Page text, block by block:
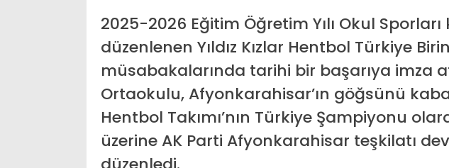
2025-2026 Eğitim Öğretim Yılı Okul
düzenlenen Yıldız Kızlar Hentbol Türkiye
müsabakalarında tarihi bir başarıya imza
Ortaokulu, Afyonkarahisar’ın göğsünü
Hentbol Takımı’nın Türkiye Şampiyonu
üzerine AK Parti Afyonkarahisar teşkilatı